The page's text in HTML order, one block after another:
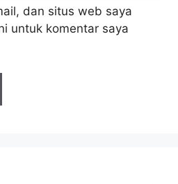
dan situs web saya
untuk komentar saya